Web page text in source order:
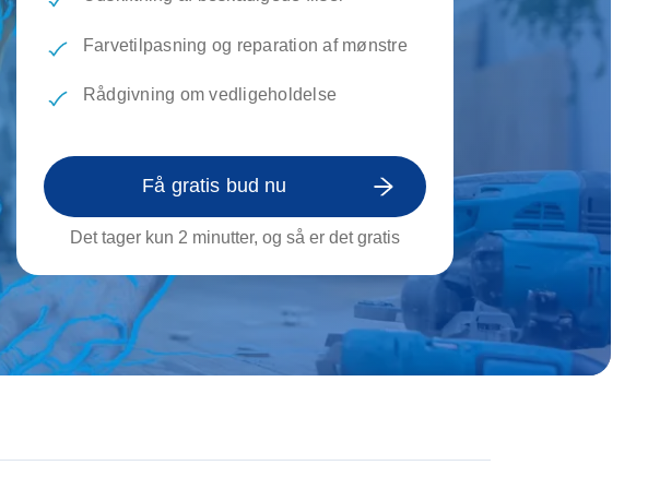
Transport af genstande
VVS
Farvetilpasning og reparation af mønstre
Rådgivning om vedligeholdelse
Få gratis bud nu
Det tager kun 2 minutter, og så er det gratis